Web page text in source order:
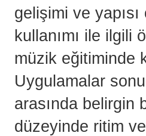
gelişimi ve
kullanımı ile ilgili
müzik eğitiminde
Uygulamalar
arasında belirgin
düzeyinde ritim